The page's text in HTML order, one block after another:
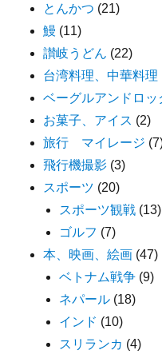
とんかつ (21)
鰻 (11)
讃岐うどん (22)
台湾料理、中華料理
ベーグルアンドロッ
お菓子、アイス (2)
旅行 マイレージ
飛行機撮影 (3)
スポーツ (20)
スポーツ観戦 (13)
ゴルフ (7)
本、映画、絵画 (47)
ベトナム戦争 (9)
ネパール (18)
インド (10)
スリランカ (4)